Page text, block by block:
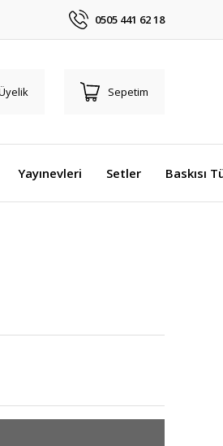
0505 441 62 18
Sepetim
Yayınevleri Setler Baskısı